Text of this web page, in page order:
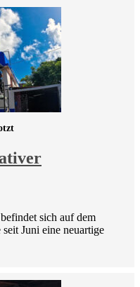
sich auf dem
Juni eine neuartige